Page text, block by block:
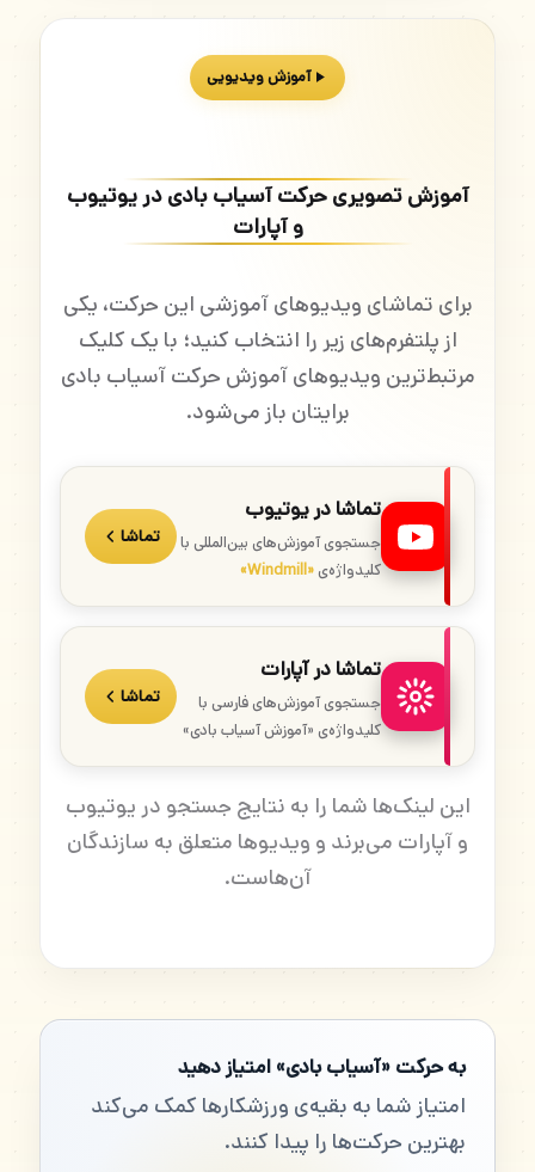
آموزش ویدیویی
آموزش تصویری حرکت آسیاب بادی در یوتیوب
و آپارات
برای تماشای ویدیوهای آموزشی این حرکت، یکی
از پلتفرم‌های زیر را انتخاب کنید؛ با یک کلیک
مرتبط‌ترین ویدیوهای آموزش حرکت آسیاب بادی
برایتان باز می‌شود.
تماشا در یوتیوب
جستجوی آموزش‌های بین‌المللی با
کلیدواژه‌ی«Windmill»
تماشا
تماشا در آپارات
جستجوی آموزش‌های فارسی با
کلیدواژه‌ی «آموزش آسیاب بادی»
تماشا
این لینک‌ها شما را به نتایج جستجو در یوتیوب
و آپارات می‌برند و ویدیوها متعلق به سازندگان
آن‌هاست.
به حرکت «آسیاب بادی» امتیاز دهید
امتیاز شما به بقیه‌ی ورزشکارها کمک می‌کند
بهترین حرکت‌ها را پیدا کنند.